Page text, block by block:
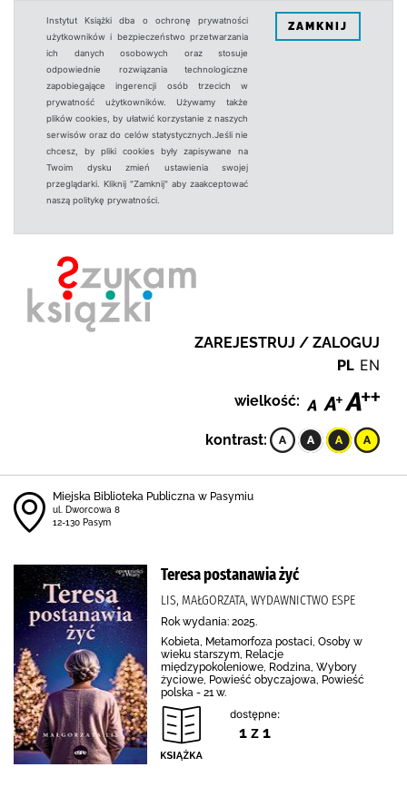
Instytut Książki dba o ochronę prywatności
użytkowników i bezpieczeństwo przetwarzania
ich danych osobowych oraz stosuje
odpowiednie rozwiązania technologiczne
zapobiegające ingerencji osób trzecich w
prywatność użytkowników. Używamy także
plików cookies, by ułatwić korzystanie z naszych
serwisów oraz do celów statystycznych.Jeśli nie
chcesz, by pliki cookies były zapisywane na
Twoim dysku zmień ustawienia swojej
przeglądarki. Kliknij "Zamknij" aby zaakceptować
naszą politykę prywatności.
ZAMKNIJ
ZAREJESTRUJ / ZALOGUJ
PL EN
wielkość:
kontrast:
Miejska Biblioteka Publiczna w Pasymiu
ul. Dworcowa 8
12-130 Pasym
Teresa postanawia żyć
LIS, MAŁGORZATA, WYDAWNICTWO ESPE
Rok wydania: 2025.
Kobieta, Metamorfoza postaci, Osoby w
wieku starszym, Relacje
międzypokoleniowe, Rodzina, Wybory
życiowe, Powieść obyczajowa, Powieść
polska - 21 w.
dostępne:
1 z 1